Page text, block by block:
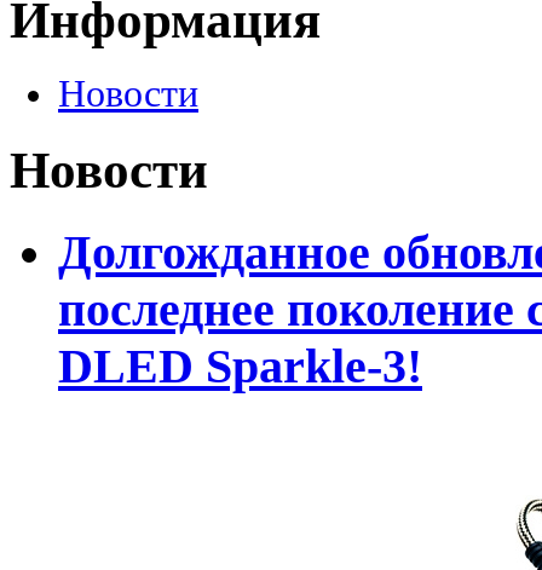
Информация
Новости
Новости
Долгожданное
последнее
DLED Sparkle-3!